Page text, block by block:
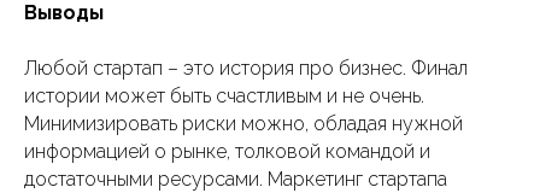
Выводы
Любой стартап – это история про бизнес. Финал
истории может быть счастливым и не очень.
Минимизировать риски можно, обладая нужной
информацией о рынке, толковой командой и
достаточными ресурсами. Маркетинг стартапа